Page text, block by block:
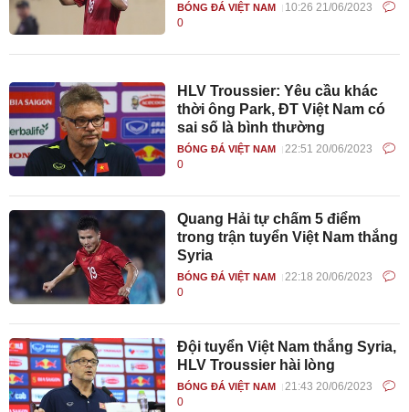
BÓNG ĐÁ VIỆT NAM
10:26 21/06/2023
0
HLV Troussier: Yêu cầu khác
thời ông Park, ĐT Việt Nam có
sai số là bình thường
BÓNG ĐÁ VIỆT NAM
22:51 20/06/2023
0
Quang Hải tự chấm 5 điểm
trong trận tuyển Việt Nam thắng
Syria
BÓNG ĐÁ VIỆT NAM
22:18 20/06/2023
0
Đội tuyển Việt Nam thắng Syria,
HLV Troussier hài lòng
BÓNG ĐÁ VIỆT NAM
21:43 20/06/2023
0